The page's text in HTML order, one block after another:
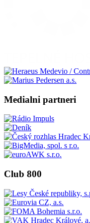
Medialni partneri
Club 800